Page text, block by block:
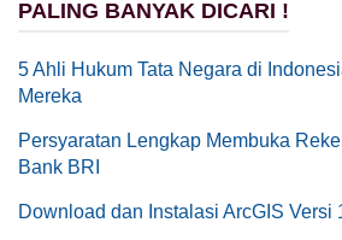
PALING BANYAK DICARI !
5 Ahli Hukum Tata Negara di
Mereka
Persyaratan Lengkap Membuka
Bank BRI
Download dan Instalasi ArcGIS Versi